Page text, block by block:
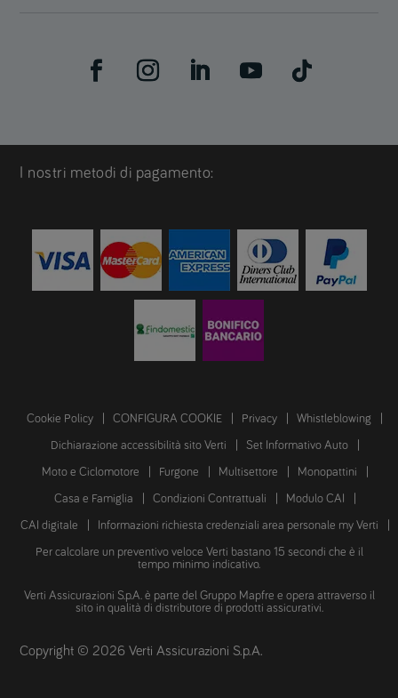
I nostri metodi di pagamento:
Cookie Policy CONFIGURA COOKIE Privacy Whistleblowing
Dichiarazione accessibilità sito Verti Set Informativo Auto
Moto e Ciclomotore Furgone Multisettore Monopattini
Casa e Famiglia Condizioni Contrattuali Modulo CAI
CAI digitale Informazioni richiesta credenziali area personale my Verti
Per calcolare un preventivo veloce Verti bastano 15 secondi che è il
tempo minimo indicativo.
Verti Assicurazioni S.p.A. è parte del Gruppo Mapfre e opera attraverso il
sito in qualità di distributore di prodotti assicurativi.
Copyright © 2026 Verti Assicurazioni S.p.A.